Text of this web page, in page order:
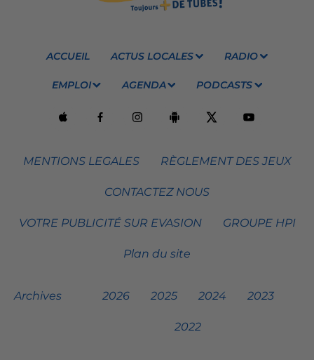
ACCUEIL ACTUS LOCALES RADIO
EMPLOI AGENDA PODCASTS
MENTIONS LEGALES RÈGLEMENT DES JEUX
CONTACTEZ NOUS
VOTRE PUBLICITÉ SUR EVASION GROUPE HPI
Plan du site
Archives 2026 2025 2024 2023
2022